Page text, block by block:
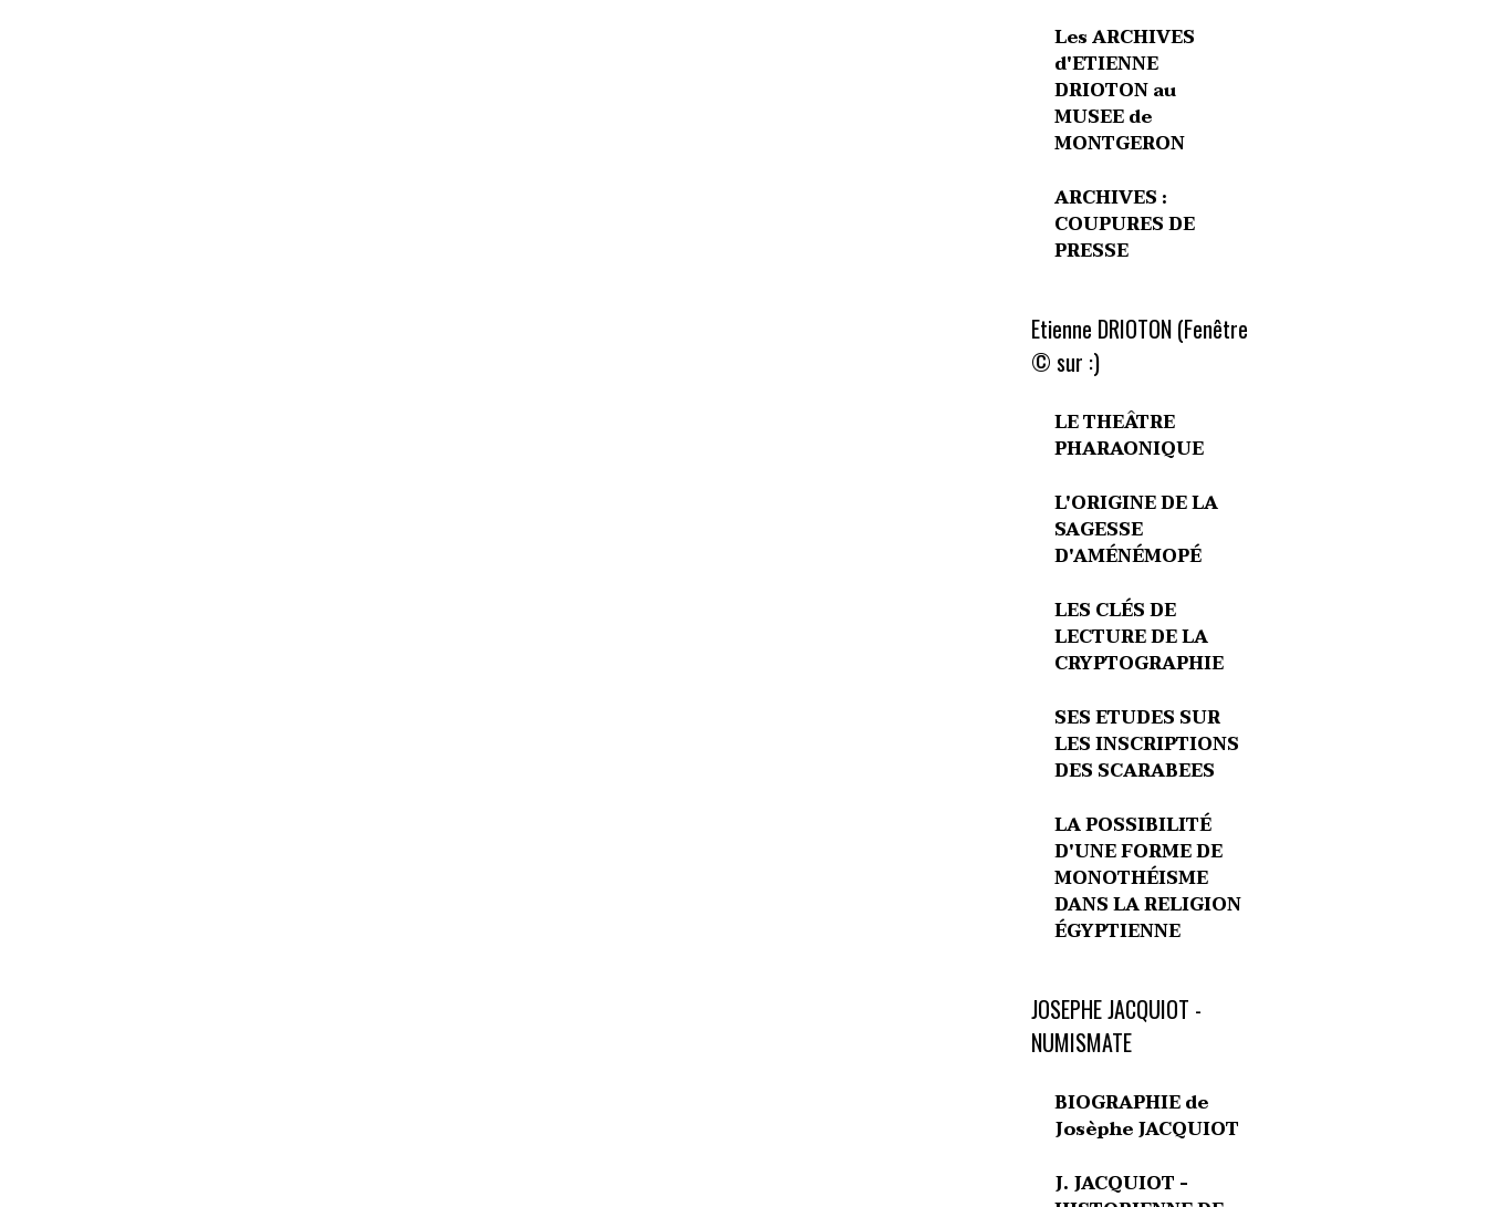
Les ARCHIVES
d'ETIENNE
DRIOTON au
MUSEE de
MONTGERON
ARCHIVES :
COUPURES DE
PRESSE
Etienne DRIOTON (Fenêtre
© sur :)
LE THEÂTRE
PHARAONIQUE
L'ORIGINE DE LA
SAGESSE
D'AMÉNÉMOPÉ
LES CLÉS DE
LECTURE DE LA
CRYPTOGRAPHIE
SES ETUDES SUR
LES INSCRIPTIONS
DES SCARABEES
LA POSSIBILITÉ
D'UNE FORME DE
MONOTHÉISME
DANS LA RELIGION
ÉGYPTIENNE
JOSEPHE JACQUIOT -
NUMISMATE
BIOGRAPHIE de
Josèphe JACQUIOT
J. JACQUIOT -